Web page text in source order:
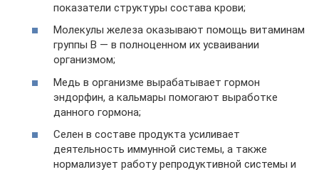
показатели структуры состава крови;
Молекулы железа оказывают помощь витаминам
группы В — в полноценном их усваивании
организмом;
Медь в организме вырабатывает гормон
эндорфин, а кальмары помогают выработке
данного гормона;
Селен в составе продукта усиливает
деятельность иммунной системы, а также
нормализует работу репродуктивной системы и